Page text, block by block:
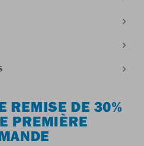
REMISE DE 30%
PREMIÈRE